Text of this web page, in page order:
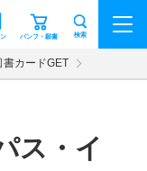
パンフ・願書 検索
書カードGET
ス・イ